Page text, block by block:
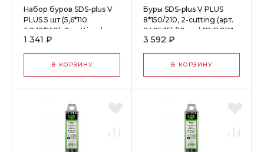
Набор буров SDS-plus V
PLUS 5 шт (5,6*110
6,8,10*160), 2-cutting (арт.
240400) "D.BOR" 61140
1 341 ₽
В КОРЗИНУ
Буры SDS-plus V PLUS
8*150/210, 2-cutting (арт.
240535) (10 шт.) "D.BOR"
61040
3 592 ₽
В КОРЗИНУ